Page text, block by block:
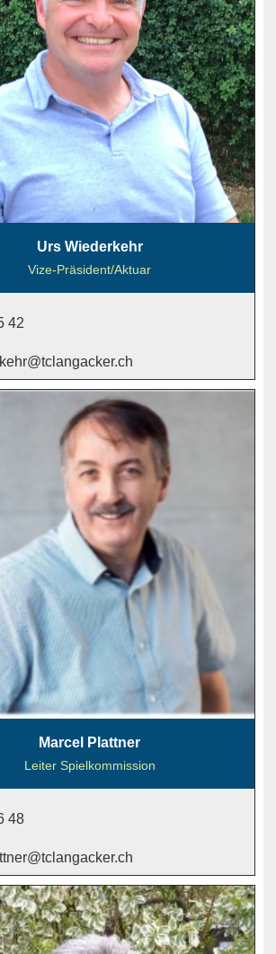
Urs Wiederkehr
Vize-Präsident/Aktuar
42
Marcel Plattner
Leiter Spielkommission
48